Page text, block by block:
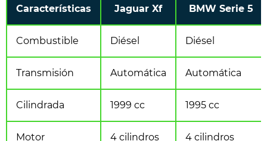
Características Jaguar Xf BMW Serie 5
Combustible Diésel Diésel
Transmisión Automática Automática
Cilindrada 1999 cc 1995 cc
Motor
4 cilindros
4 cilindros